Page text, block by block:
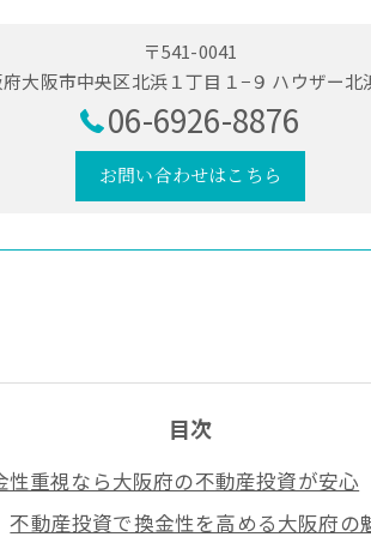
〒541-0041
府大阪市中央区北浜１丁目１−９ ハウザー北
06-6926-8876
お問い合わせはこちら
目次
性重視なら大阪府の不動産投資が安心
不動産投資で換金性を高める大阪府の